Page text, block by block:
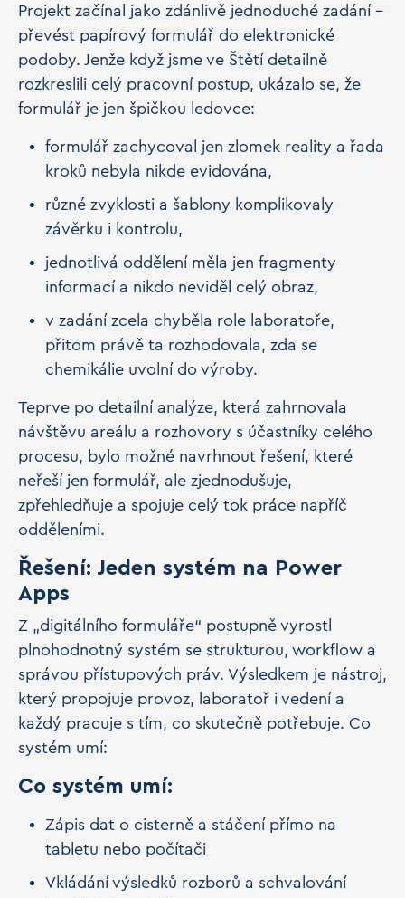
Projekt začínal jako zdánlivě jednoduché zadání –
převést papírový formulář do elektronické
podoby. Jenže když jsme ve Štětí detailně
rozkreslili celý pracovní postup, ukázalo se, že
formulář je jen špičkou ledovce:
formulář zachycoval jen zlomek reality a řada
kroků nebyla nikde evidována,
různé zvyklosti a šablony komplikovaly
závěrku i kontrolu,
jednotlivá oddělení měla jen fragmenty
informací a nikdo neviděl celý obraz,
v zadání zcela chyběla role laboratoře,
přitom právě ta rozhodovala, zda se
chemikálie uvolní do výroby.
Teprve po detailní analýze, která zahrnovala
návštěvu areálu a rozhovory s účastníky celého
procesu, bylo možné navrhnout řešení, které
neřeší jen formulář, ale zjednodušuje,
zpřehledňuje a spojuje celý tok práce napříč
odděleními.
Řešení: Jeden systém na Power
Apps
Z „digitálního formuláře“ postupně vyrostl
plnohodnotný systém se strukturou, workflow a
správou přístupových práv. Výsledkem je nástroj,
který propojuje provoz, laboratoř i vedení a
každý pracuje s tím, co skutečně potřebuje. Co
systém umí:
Co systém umí:
Zápis dat o cisterně a stáčení přímo na
tabletu nebo počítači
Vkládání výsledků rozborů a schvalování